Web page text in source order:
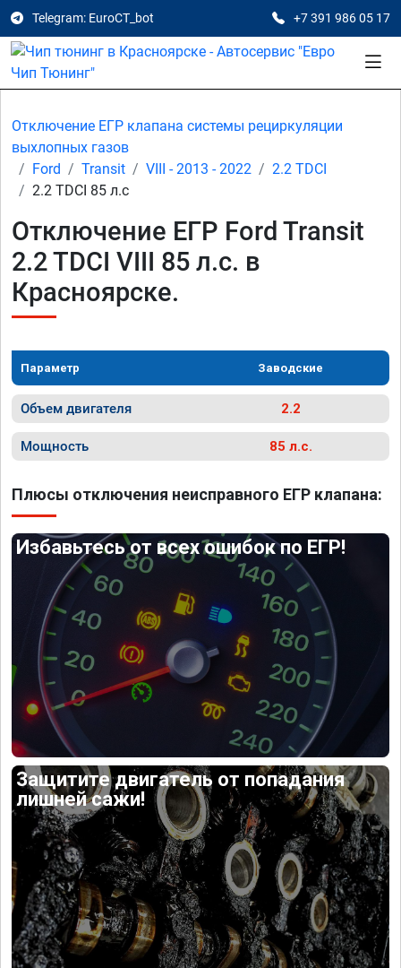
Telegram: EuroCT_bot +7 391 986 05 17
Отключение ЕГР клапана системы рециркуляции
выхлопных газов
Ford
Transit VIII - 2013 - 2022
2.2 TDCI
2.2 TDCI 85 л.с
Отключение ЕГР Ford Transit
2.2 TDCI VIII 85 л.с. в
Красноярске.
Параметр Заводские
Объем двигателя 2.2
Мощность 85 л.с.
Плюсы отключения неисправного ЕГР клапана:
Избавьтесь от всех ошибок по ЕГР!
Защитите двигатель от попадания
лишней сажи!